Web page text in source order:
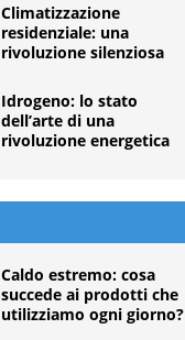
Climatizzazione
residenziale: una
rivoluzione silenziosa
Idrogeno: lo stato
dell’arte di una
rivoluzione energetica
Caldo estremo: cosa
succede ai prodotti che
utilizziamo ogni giorno?